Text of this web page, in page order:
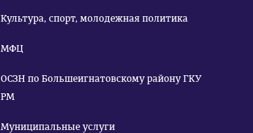
Культура, спорт, молодежная политика
МФЦ
ОСЗН по Большеигнатовскому району ГКУ
РМ
Муниципальные услуги